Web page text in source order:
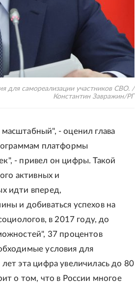
для самореализации участников СВО. /
Константин Завражин/РГ
- оценил глава
платформы
- привел он цифры. Такой
активных и
идти вперед,
и добиваться успехов на
в 2017 году, до
37 процентов
условия для
эта цифра увеличилась до 80
о том, что в России многое